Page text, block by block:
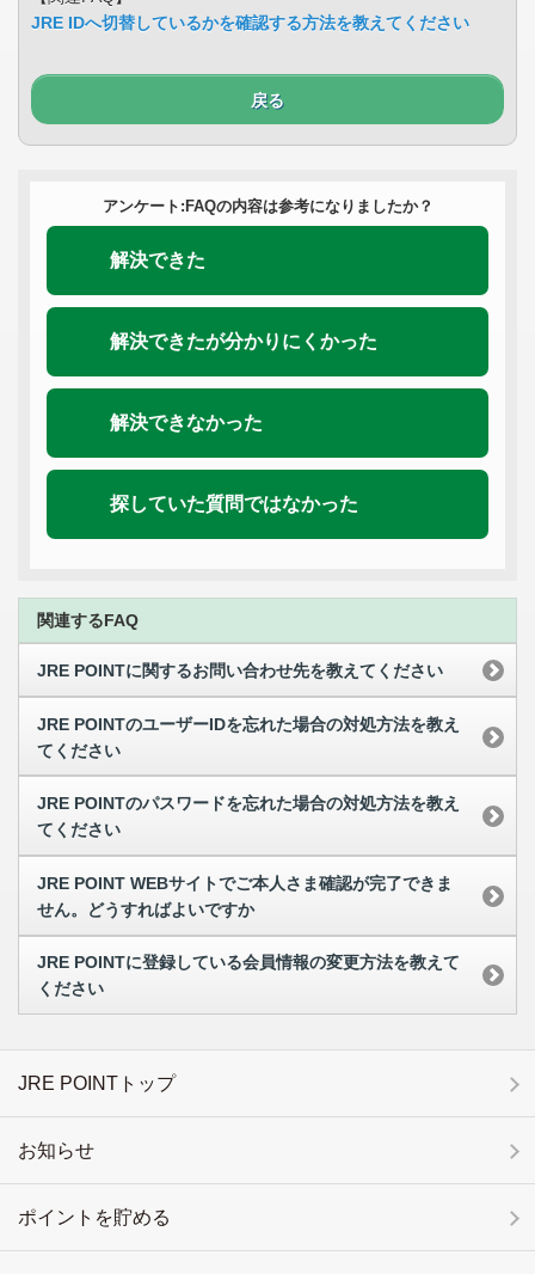
JRE IDへ切替しているかを確認する方法を教えてください
戻る
アンケート:FAQの内容は参考になりましたか？
解決できた
解決できたが分かりにくかった
解決できなかった
探していた質問ではなかった
関連するFAQ
JRE POINTに関するお問い合わせ先を教えてください
JRE POINTのユーザーIDを忘れた場合の対処方法を教え
てください
JRE POINTのパスワードを忘れた場合の対処方法を教え
てください
JRE POINT WEBサイトでご本人さま確認が完了できま
せん。どうすればよいですか
JRE POINTに登録している会員情報の変更方法を教えて
ください
JRE POINTトップ
お知らせ
ポイントを貯める